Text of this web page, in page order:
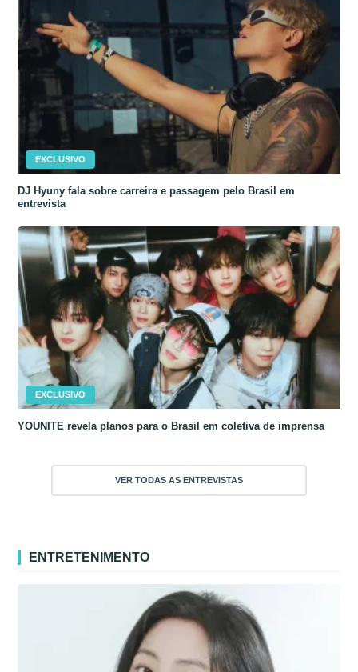
EXCLUSIVO
DJ Hyuny fala sobre carreira e passagem pelo Brasil em
entrevista
EXCLUSIVO
YOUNITE revela planos para o Brasil em coletiva de imprensa
VER TODAS AS ENTREVISTAS
ENTRETENIMENTO